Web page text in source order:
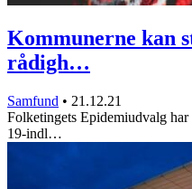
Kommunerne kan
rådigh…
Samfund • 21.12.21
Folketingets Epidemiudvalg
19-indl…